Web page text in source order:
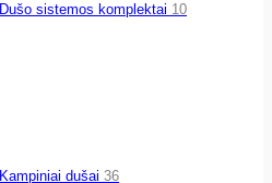
Dušo sistemos komplektai 10
Kampiniai dušai 36